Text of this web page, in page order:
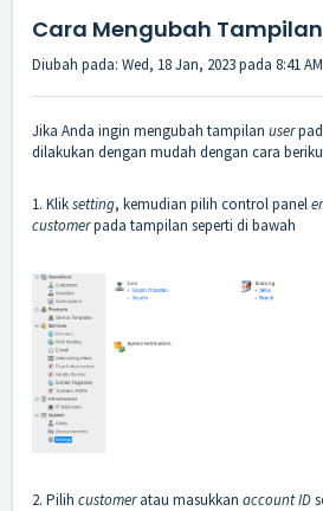
Cara Mengubah Tampilan
Diubah pada: Wed, 18 Jan, 2023 pada 8:41 AM
Jika Anda ingin mengubah tampilan user
dilakukan dengan mudah dengan cara
1. Kliksetting, kemudian pilih control panel
customerpada tampilan seperti di bawah
2. Pilih customeratau masukkan account ID